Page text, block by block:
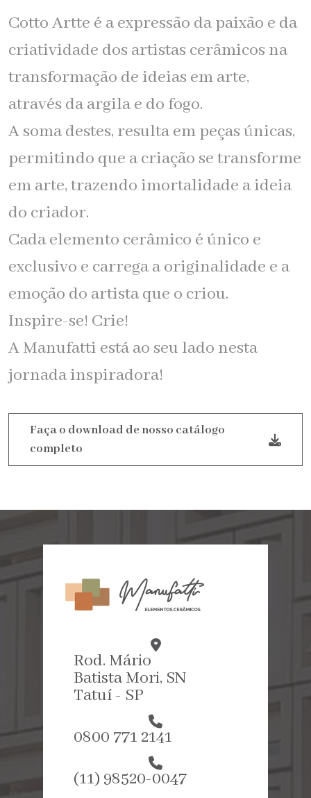
Cotto Artte é a expressão da paixão e da
criatividade dos artistas cerâmicos na
transformação de ideias em arte,
através da argila e do fogo.
A soma destes, resulta em peças únicas,
permitindo que a criação se transforme
em arte, trazendo imortalidade a ideia
do criador.
Cada elemento cerâmico é único e
exclusivo e carrega a originalidade e a
emoção do artista que o criou.
Inspire-se! Crie!
A Manufatti está ao seu lado nesta
jornada inspiradora!
Faça o download de nosso catálogo
completo
Rod. Mário
Batista Mori, SN
Tatuí - SP
0800 771 2141
(11) 98520-0047